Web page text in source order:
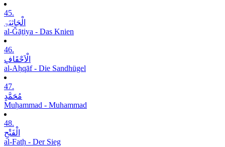
45.
الْجَاثِیَۃِ
al-Ǧāṯiya - Das Knien
46.
الْاَحْقَافِ
al-Aḥqāf - Die Sandhügel
47.
مُحَمَّدٍ
Muḥammad - Muhammad
48.
الْفَتْحِ
al-Fatḥ - Der Sieg